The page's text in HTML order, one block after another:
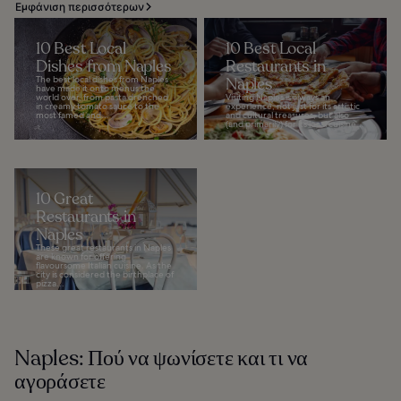
Εμφάνιση περισσότερων
10 Best Local
Dishes from Naples
The best local dishes from Naples
have made it onto menus the
world over, from pasta drenched
in creamy tomato sauce to the
most famed and...
10 Best Local
Restaurants in
Naples
Visiting Naples is always an
experience, not just for its artistic
and cultural treasures, but also
(and primarily) for its local cuisine...
10 Great
Restaurants in
Naples
These great restaurants in Naples
are known for offering
flavoursome Italian cuisine. As the
city is considered the birthplace of
pizza...
Naples: Πού να ψωνίσετε και τι να
αγοράσετε